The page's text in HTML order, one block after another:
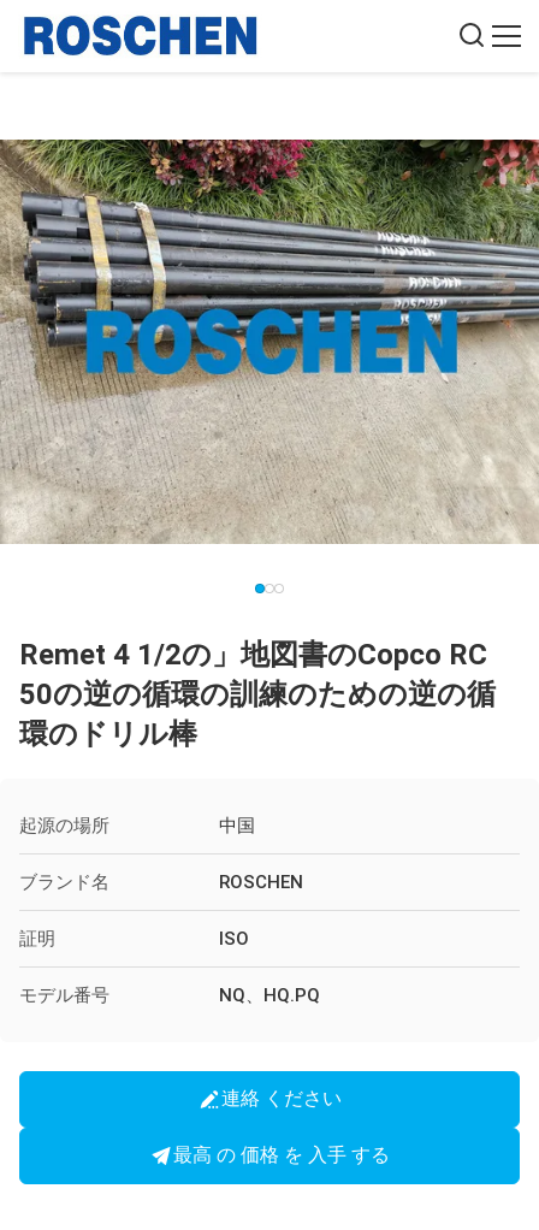
Remet 4 1/2の」地図書のCopco RC
50の逆の循環の訓練のための逆の循
環のドリル棒
起源の場所 中国
ブランド名 ROSCHEN
証明 ISO
モデル番号 NQ、HQ.PQ
連絡 ください
最高 の 価格 を 入手 する